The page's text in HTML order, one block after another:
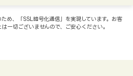
め、「SSL暗号化通信」を実現しています。お客
一切ございませんので、ご安心ください。